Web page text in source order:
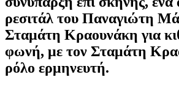
ρεσιτάλ του Παναγιώτη
Σταμάτη Κραουνάκη για
φωνή, με τον Σταμάτη
ρόλο ερμηνευτή.